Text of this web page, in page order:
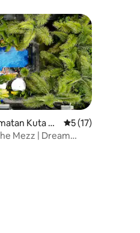
9
Kuta Se
Prosječna ocjena:
5 (17)
Mezz | Dream